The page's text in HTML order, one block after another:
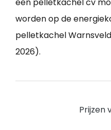
een pelletkachel cv
worden op de
pelletkachel
2026).
Prijzen